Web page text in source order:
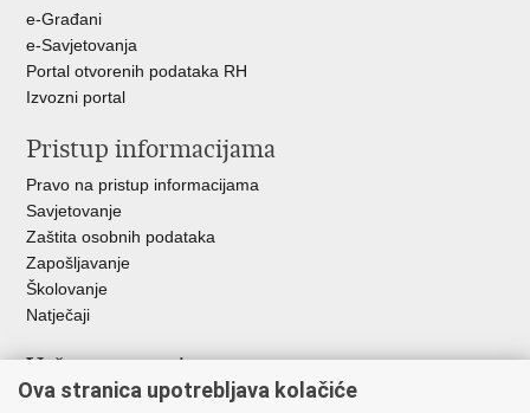
e-Građani
e-Savjetovanja
Portal otvorenih podataka RH
Izvozni portal
Pristup informacijama
Pravo na pristup informacijama
Savjetovanje
Zaštita osobnih podataka
Zapošljavanje
Školovanje
Natječaji
Važne poveznice
Ministarstvo unutarnjih poslova
Ova stranica upotrebljava kolačiće